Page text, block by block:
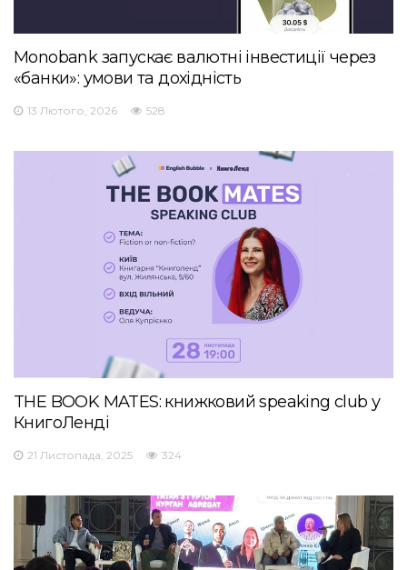
Monobank запускає валютні інвестиції через
«банки»: умови та дохідність
13 Лютого, 2026 528
THE BOOK MATES: книжковий speaking club у
КнигоЛенді
21 Листопада, 2025 324